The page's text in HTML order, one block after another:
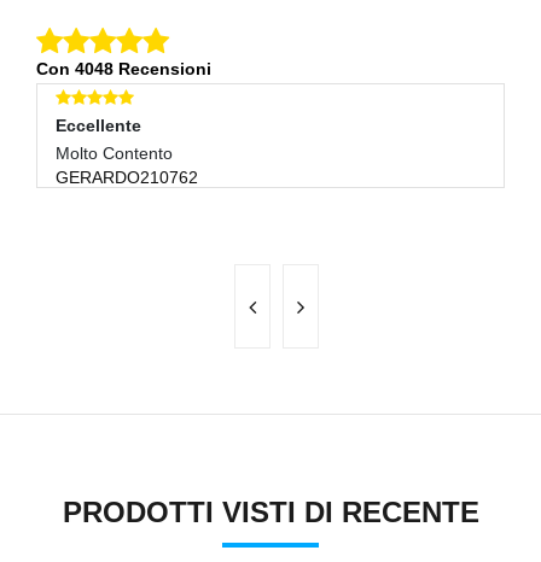
Con 4048 Recensioni
Eccellente
Molto Contento
GERARDO210762
PRODOTTI VISTI DI RECENTE